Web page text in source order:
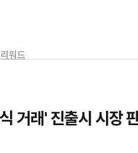
리워드
거래' 진출시 시장